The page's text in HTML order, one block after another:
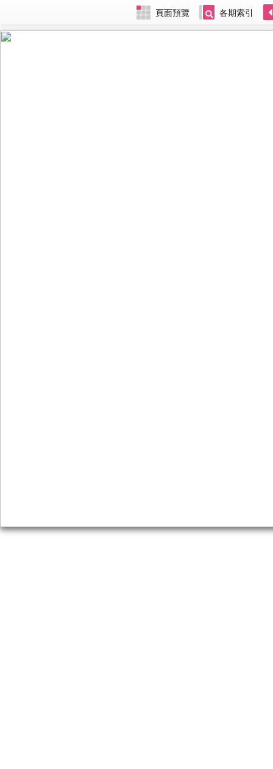
頁面預覽 各期索引